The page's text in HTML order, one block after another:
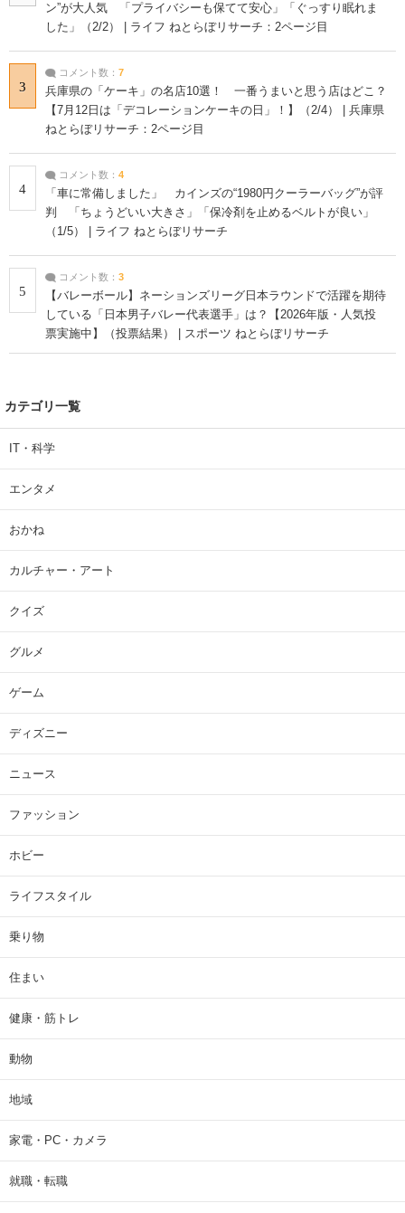
ン”が大人気 「プライバシーも保てて安心」「ぐっすり眠れま
した」（2/2） | ライフ ねとらぼリサーチ：2ページ目
3
コメント数： 7
兵庫県の「ケーキ」の名店10選！ 一番うまいと思う店はどこ？
【7月12日は「デコレーションケーキの日」！】（2/4） | 兵庫県
ねとらぼリサーチ：2ページ目
4
コメント数： 4
「車に常備しました」 カインズの“1980円クーラーバッグ”が評
判 「ちょうどいい大きさ」「保冷剤を止めるベルトが良い」
（1/5） | ライフ ねとらぼリサーチ
5
コメント数： 3
【バレーボール】ネーションズリーグ日本ラウンドで活躍を期待
している「日本男子バレー代表選手」は？【2026年版・人気投
票実施中】（投票結果） | スポーツ ねとらぼリサーチ
カテゴリ一覧
IT・科学
エンタメ
おかね
カルチャー・アート
クイズ
グルメ
ゲーム
ディズニー
ニュース
ファッション
ホビー
ライフスタイル
乗り物
住まい
健康・筋トレ
動物
地域
家電・PC・カメラ
就職・転職